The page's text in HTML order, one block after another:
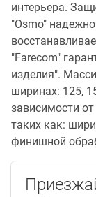
интерьера.
"Osmo"
"Farecom"
изделия".
ширинах: 125,
зависимости
таких как:
финишной